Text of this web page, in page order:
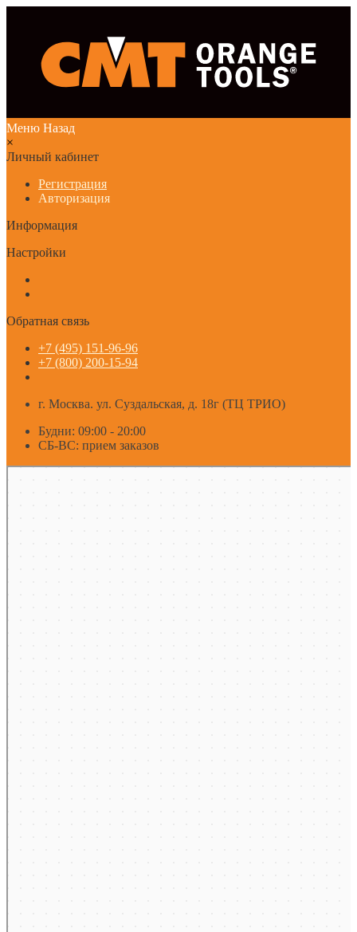
Меню Назад
×
Личный кабинет
Регистрация
Авторизация
Информация
Настройки
Обратная связь
+7 (495) 151-96-96
+7 (800) 200-15-94
г. Москва. ул. Суздальская, д. 18г (ТЦ ТРИО)
Будни: 09:00 - 20:00
СБ-ВС: прием заказов